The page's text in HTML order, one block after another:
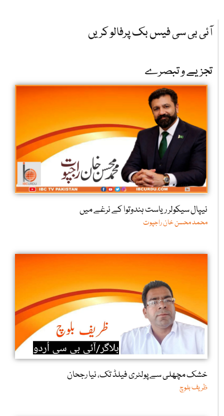
آئی بی سی فیس بک پرفالو کریں
تجزیے و تبصرے
نیپال سیکولر ریاست ہندوتوا کے نرغے میں
محمد محسن خان راجپوت
خشک مچھلی سے پولٹری فیلڈ تک، نیا رجحان
ظریف بلوچ